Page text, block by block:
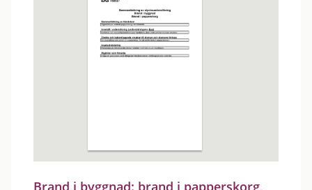
Brand i byggnad: brand i papperskorg,